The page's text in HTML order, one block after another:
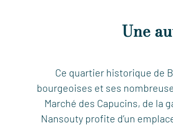
Une
Ce quartier historique de
bourgeoises et ses
Marché des Capucins, de la
Nansouty profite d’un